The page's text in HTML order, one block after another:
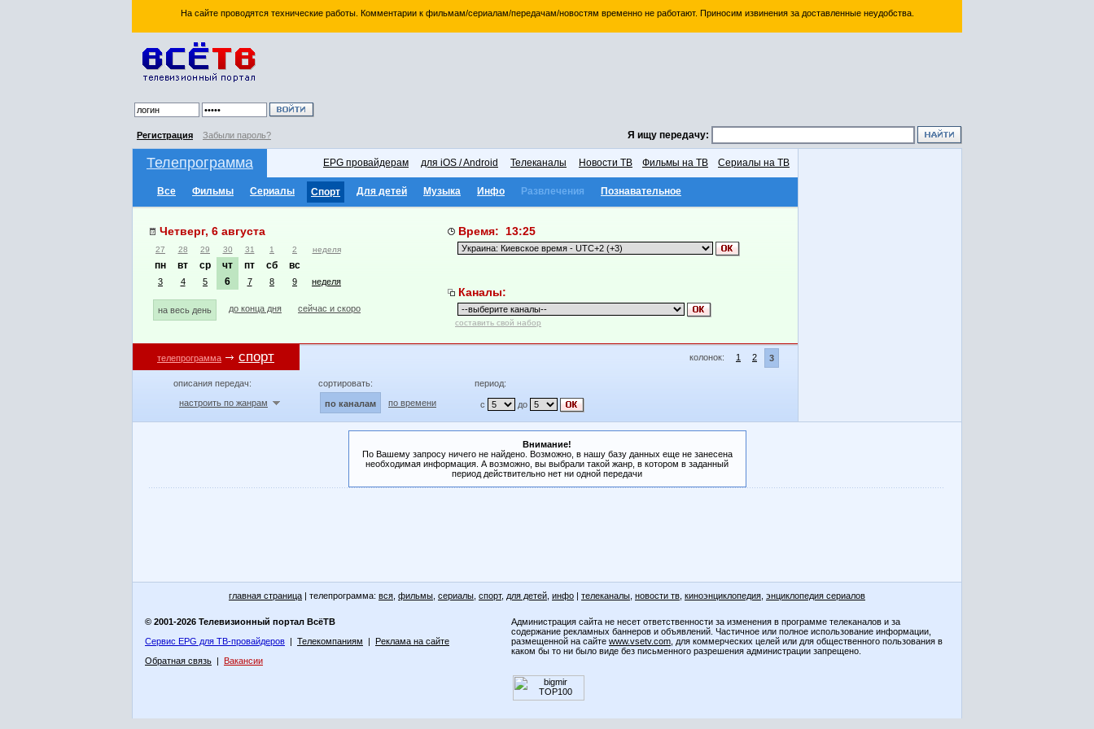
На сайте проводятся технические работы. Комментарии к фильмам/сериалам/передачам/новостям временно не работают. Приносим извинения за доставленные неудобства.
Регистрация Забыли пароль? Я ищу передачу:
Телепрограмма EPG провайдерам для iOS / Android Телеканалы Новости ТВ Фильмы на ТВ Сериалы на ТВ
Все Фильмы Сериалы Спорт Для детей Музыка Инфо Развлечения Познавательное
Четверг, 6 августа
27 28 29 30 31 1 2 неделя
пн вт ср чт пт сб вс
3 4 5 6 7 8 9 неделя
на весь день до конца дня сейчас и скоро
Время: 13:25
Каналы:
составить свой набор
телепрограмма спорт колонок: 1 2 3
описания передач:
настроить по жанрам
сортировать:
по каналам по времени
период:
с до
Внимание!
По Вашему запросу ничего не найдено. Возможно, в нашу базу данных еще не занесена
необходимая информация. А возможно, вы выбрали такой жанр, в котором в заданный
период действительно нет ни одной передачи
главная страница | телепрограмма: вся фильмы сериалы спорт, для детей инфо | телеканалы новости тв киноэнциклопедия энциклопедия сериалов
© 2001-2026 Телевизионный портал ВсёТВ
Сервис EPG для ТВ-провайдеров | Телекомпаниям | Реклама на сайте
Обратная связь | Вакансии
Администрация сайта не несет ответственности за изменения в программе телеканалов и за
содержание рекламных баннеров и объявлений. Частичное или полное использование информации,
размещенной на сайте www.vsetv.com , для коммерческих целей или для общественного пользования в
каком бы то ни было виде без письменного разрешения администрации запрещено.